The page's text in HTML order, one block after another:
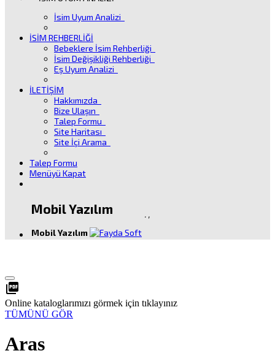
İsim Uyum Analizi
İSİM REHBERLİĞİ
Bebeklere İsim Rehberliği
İsim Değişikliği Rehberliği
Eş Uyum Analizi
İLETİŞİM
Hakkımızda
Bize Ulaşın
Talep Formu
Site Haritası
Site İçi Arama
Talep Formu
Menüyü Kapat
Mobil Yazılım
Mobil Yazılım
. ,
picture_as_pdf
Online kataloglarımızı görmek için tıklayınız
TÜMÜNÜ GÖR
Aras